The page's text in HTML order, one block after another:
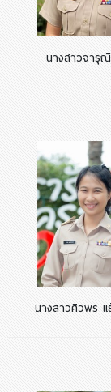
นางสาวจารุ
นางสาวศิวพร